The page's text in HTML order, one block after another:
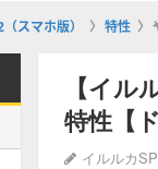
スマホ版） 特性
【イル
特性【
イルルカ